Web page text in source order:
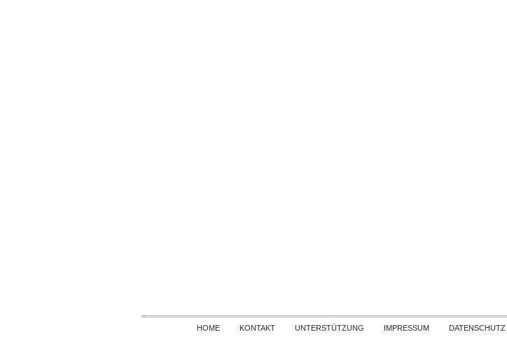
Skip to
HOME KONTAKT UNTERSTÜTZUNG IMPRESSUM DATENSCHUTZ